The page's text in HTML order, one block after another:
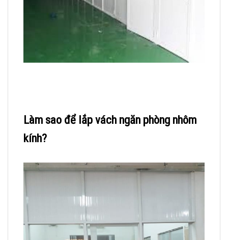
Làm sao để lắp vách ngăn phòng nhôm
kính?